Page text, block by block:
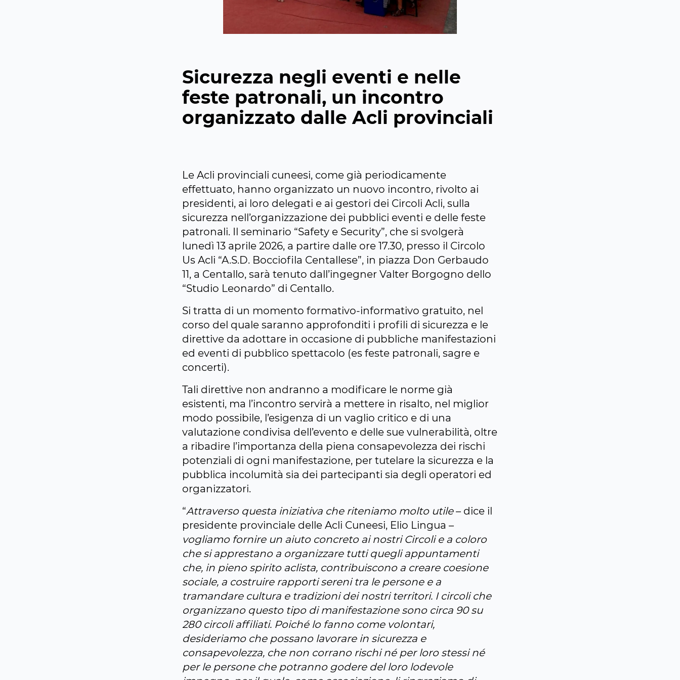
Sicurezza negli eventi e nelle
feste patronali, un incontro
organizzato dalle Acli provinciali
Le Acli provinciali cuneesi, come già periodicamente
effettuato, hanno organizzato un nuovo incontro, rivolto ai
presidenti, ai loro delegati e ai gestori dei Circoli Acli, sulla
sicurezza nell’organizzazione dei pubblici eventi e delle feste
patronali. Il seminario “Safety e Security”, che si svolgerà
lunedì 13 aprile 2026, a partire dalle ore 17.30, presso il Circolo
Us Acli “A.S.D. Bocciofila Centallese”, in piazza Don Gerbaudo
11, a Centallo, sarà tenuto dall’ingegner Valter Borgogno dello
“Studio Leonardo” di Centallo.
Si tratta di un momento formativo-informativo gratuito, nel
corso del quale saranno approfonditi i profili di sicurezza e le
direttive da adottare in occasione di pubbliche manifestazioni
ed eventi di pubblico spettacolo (es feste patronali, sagre e
concerti).
Tali direttive non andranno a modificare le norme già
esistenti, ma l’incontro servirà a mettere in risalto, nel miglior
modo possibile, l’esigenza di un vaglio critico e di una
valutazione condivisa dell’evento e delle sue vulnerabilità, oltre
a ribadire l’importanza della piena consapevolezza dei rischi
potenziali di ogni manifestazione, per tutelare la sicurezza e la
pubblica incolumità sia dei partecipanti sia degli operatori ed
organizzatori.
“Attraverso questa iniziativa che riteniamo molto utile– dice il
presidente provinciale delle Acli Cuneesi, Elio Lingua –
vogliamo fornire un aiuto concreto ai nostri Circoli e a coloro
che si apprestano a organizzare tutti quegli appuntamenti
che, in pieno spirito aclista, contribuiscono a creare coesione
sociale, a costruire rapporti sereni tra le persone e a
tramandare cultura e tradizioni dei nostri territori. I circoli che
organizzano questo tipo di manifestazione sono circa 90 su
280 circoli affiliati. Poiché lo fanno come volontari,
desideriamo che possano lavorare in sicurezza e
consapevolezza, che non corrano rischi né per loro stessi né
per le persone che potranno godere del loro lodevole